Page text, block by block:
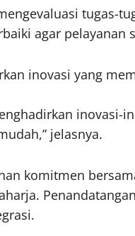
tugas-
agar pelayanan
inovasi yang
jelasnya.
komitmen